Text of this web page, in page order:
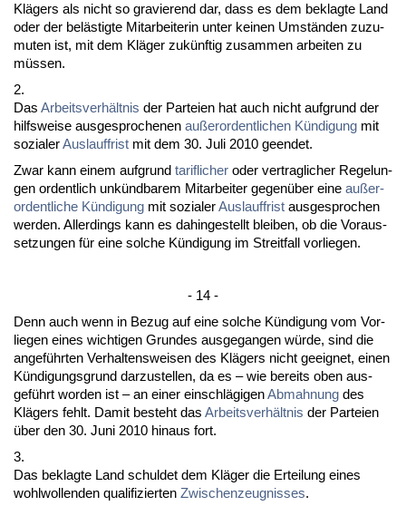
Klägers als nicht so gra­vie­rend dar, dass es dem be­klag­te Land
oder der belästig­te Mit­ar­bei­te­rin un­ter kei­nen Umständen zu­zu­
mu­ten ist, mit dem Kläger zukünf­tig zu­sam­men ar­bei­ten zu
müssen.
2.
Das Ar­beits­verhält­nis der Par­tei­en hat auch nicht auf­grund der
hilfs­wei­se aus­ge­spro­che­nen außer­or­dent­li­chen Kündi­gung mit
so­zia­lerAus­lauf­frist mit dem 30. Ju­li 2010 ge­en­det.
Zwar kann ei­nem auf­grund ta­rif­li­cher oder ver­trag­li­cher Re­ge­lun­
gen or­dent­lich unkünd­ba­rem Mit­ar­bei­ter ge­genüber ei­ne außer­
or­dent­li­che Kündi­gung mit so­zia­lerAus­lauf­frist aus­ge­spro­chen
wer­den. Al­ler­dings kann es da­hin­ge­stellt blei­ben, ob die Vor­aus­
set­zun­gen für ei­ne sol­che Kündi­gung im Streit­fall vor­lie­gen.
- 14 -
Denn auch wenn in Be­zug auf ei­ne sol­che Kündi­gung vom Vor­
lie­gen ei­nes wich­ti­gen Grun­des aus­ge­gan­gen würde, sind die
an­geführ­ten Ver­hal­tens­wei­sen des Klägers nicht ge­eig­net, ei­nen
Kündi­gungs­grund dar­zu­stel­len, da es – wie be­reits oben aus­
geführt wor­den ist – an ei­ner ein­schlägi­genAb­mah­nung des
Klägers fehlt. Da­mit be­steht das Ar­beits­verhält­nis der Par­tei­en
über den 30. Ju­ni 2010 hin­aus fort.
3.
Das be­klag­te Land schul­det dem Kläger die Er­tei­lung ei­nes
wohl­wol­len­den qua­li­fi­zier­ten Zwi­schen­zeug­nis­ses.